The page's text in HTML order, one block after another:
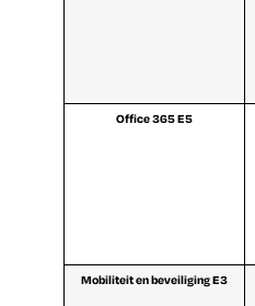
Office 365 E5
Mobiliteit en beveiliging E3